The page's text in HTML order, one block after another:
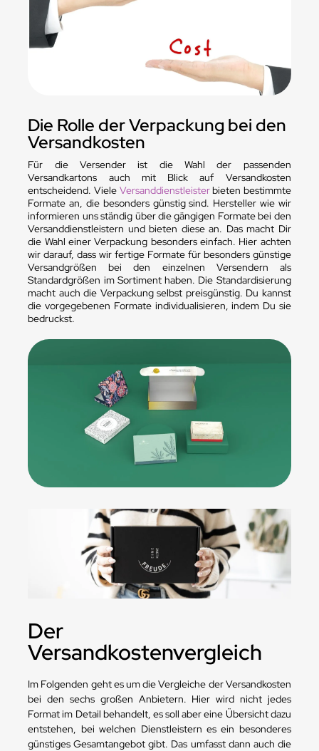
Die Rolle der Verpackung bei den
Versandkosten
Für die Versender ist die Wahl der passenden
Versandkartons auch mit Blick auf Versandkosten
entscheidend. Viele Versanddienstleisterbieten bestimmte
Formate an, die besonders günstig sind. Hersteller wie wir
informieren uns ständig über die gängigen Formate bei den
Versanddienstleistern und bieten diese an. Das macht Dir
die Wahl einer Verpackung besonders einfach. Hier achten
wir darauf, dass wir fertige Formate für besonders günstige
Versandgrößen bei den einzelnen Versendern als
Standardgrößen im Sortiment haben. Die Standardisierung
macht auch die Verpackung selbst preisgünstig. Du kannst
die vorgegebenen Formate individualisieren, indem Du sie
bedruckst.
Der
Versandkostenvergleich
Im Folgenden geht es um die Vergleiche der Versandkosten
bei den sechs großen Anbietern. Hier wird nicht jedes
Format im Detail behandelt, es soll aber eine Übersicht dazu
entstehen, bei welchen Dienstleistern es ein besonderes
günstiges Gesamtangebot gibt. Das umfasst dann auch die